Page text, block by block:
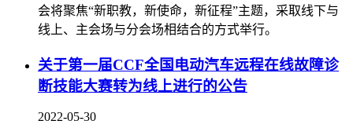
会将聚焦“新职教，新使命，新征程”主题，采取线下与
线上、主会场与分会场相结合的方式举行。
关于第一届CCF全国电动汽车远程在线故障诊
断技能大赛转为线上进行的公告
2022-05-30